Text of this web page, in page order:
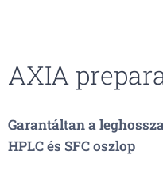
AXIA
Garantáltan a
HPLC és SFC oszlop